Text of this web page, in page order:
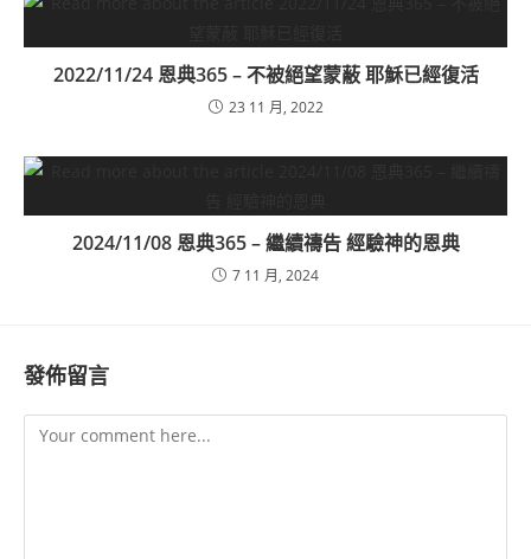
2022/11/24 恩典365 – 不被絕望蒙蔽 耶穌已經復活
23 11 月, 2022
2024/11/08 恩典365 – 繼續禱告 經驗神的恩典
7 11 月, 2024
發佈留言
Comment